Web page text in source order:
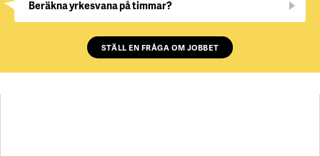
Beräkna yrkesvana på timmar?
STÄLL EN FRÅGA OM JOBBET